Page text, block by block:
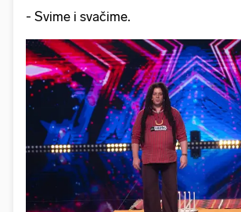
- Svime i svačime.